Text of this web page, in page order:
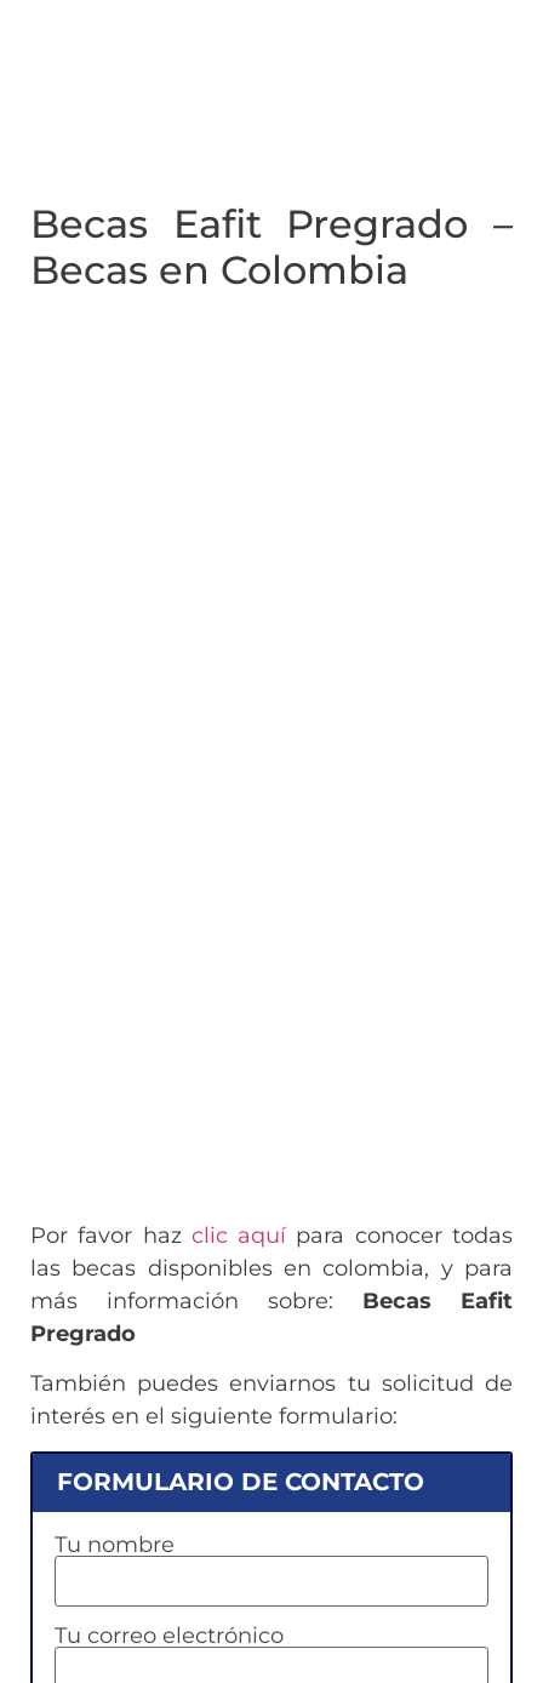
Becas Eafit Pregrado –
Becas en Colombia
Por favor haz clic aquí para conocer todas
las becas disponibles en colombia, y para
más información sobre: Becas Eafit
Pregrado
También puedes enviarnos tu solicitud de
interés en el siguiente formulario:
FORMULARIO DE CONTACTO
Tu nombre
Tu correo electrónico